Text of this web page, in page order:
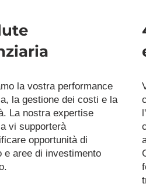
la vostra performance
la gestione dei costi e la
La nostra expertise
vi supporterà
opportunità di
e aree di investimento